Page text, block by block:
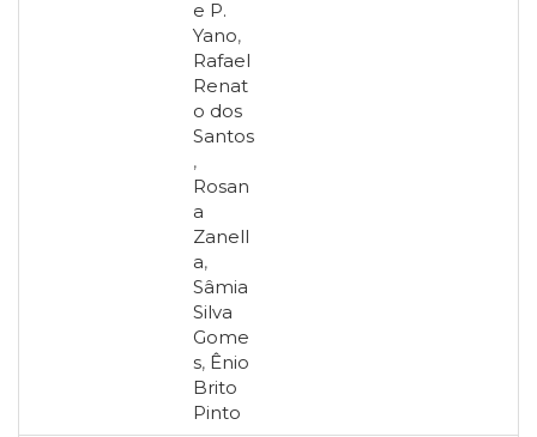
e P.
Yano,
Rafael
Renat
o dos
Santos
,
Rosan
a
Zanell
a,
Sâmia
Silva
Gome
s, Ênio
Brito
Pinto